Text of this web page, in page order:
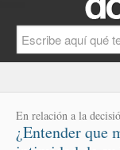
En relación a la
¿Entender que